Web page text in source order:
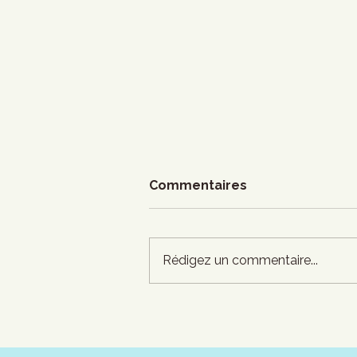
Lion D'or
Commentaires
Rédigez un commentaire...